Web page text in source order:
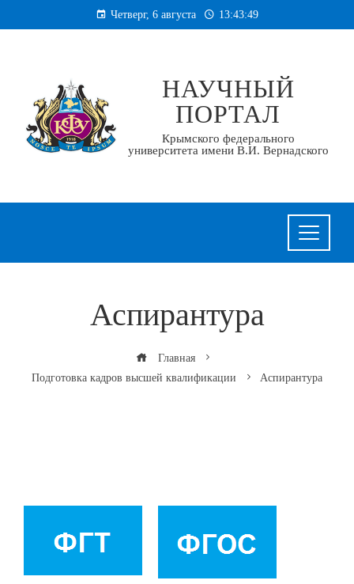
к
Четверг, 6 августа 13:43:49
НАУЧНЫЙ
ПОРТАЛ
Крымского федерального
университета имени В.И. Вернадского
Аспирантура
Главная
Подготовка кадров высшей квалификации
Аспирантура